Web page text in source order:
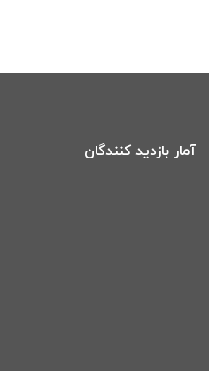
آمار بازدید کنندگان